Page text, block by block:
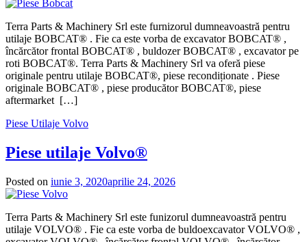
Terra Parts & Machinery Srl este furnizorul dumneavoastră pentru
utilaje BOBCAT® . Fie ca este vorba de excavator BOBCAT® ,
încărcător frontal BOBCAT® , buldozer BOBCAT® , excavator pe
roti BOBCAT®. Terra Parts & Machinery Srl va oferă piese
originale pentru utilaje BOBCAT®, piese recondiționate . Piese
originale BOBCAT® , piese producător BOBCAT®, piese
aftermarket […]
Piese Utilaje Volvo
Piese utilaje Volvo®
Posted on iunie 3, 2020aprilie 24, 2026
Terra Parts & Machinery Srl este funizorul dumneavoastră pentru
utilaje VOLVO® . Fie ca este vorba de buldoexcavator VOLVO® ,